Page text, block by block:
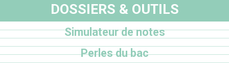
DOSSIERS & OUTILS
Simulateur de notes
Perles du bac